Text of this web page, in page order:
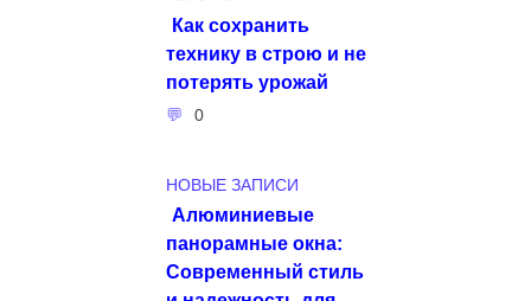
Как сохранить
технику в строю и не
потерять урожай
0
НОВЫЕ ЗАПИСИ
Алюминиевые
панорамные окна:
Современный стиль